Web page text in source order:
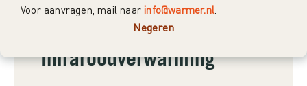
Voor aanvragen, mail naarinfo@warmer.nl
Negeren
infraroodverwarming